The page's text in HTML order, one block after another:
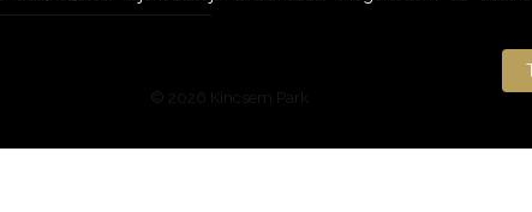
© 2026 Kincsem Park